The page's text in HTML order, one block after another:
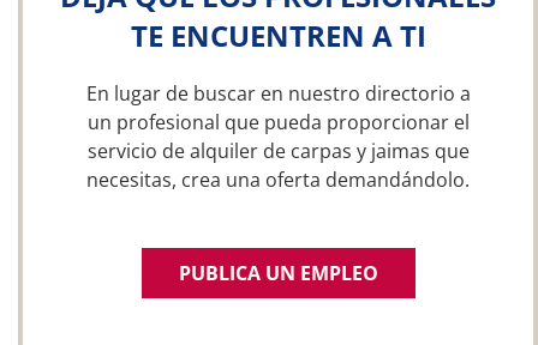
TE ENCUENTREN A TI
En lugar de buscar en nuestro directorio a
un profesional que pueda proporcionar el
servicio de alquiler de carpas y jaimas que
necesitas, crea una oferta demandándolo.
PUBLICA UN EMPLEO